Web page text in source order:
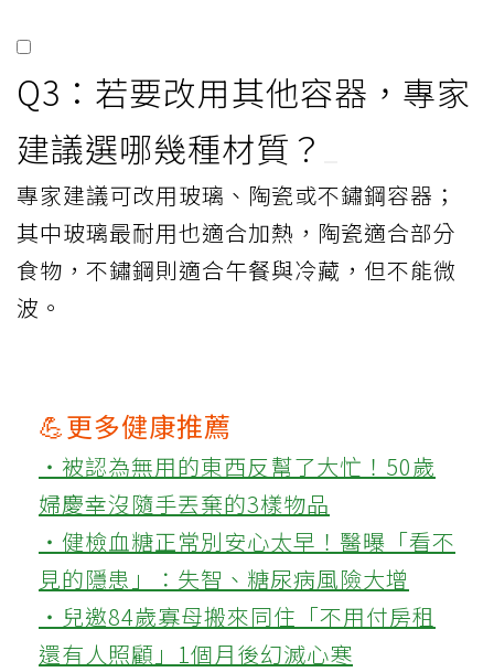
Q3：若要改用其他容器，專家
建議選哪幾種材質？
專家建議可改用玻璃、陶瓷或不鏽鋼容器；
其中玻璃最耐用也適合加熱，陶瓷適合部分
食物，不鏽鋼則適合午餐與冷藏，但不能微
波。
💪更多健康推薦
‧被認為無用的東西反幫了大忙！50歲
婦慶幸沒隨手丟棄的3樣物品
‧健檢血糖正常別安心太早！醫曝「看不
見的隱患」：失智、糖尿病風險大增
‧兒邀84歲寡母搬來同住「不用付房租
還有人照顧」1個月後幻滅心寒